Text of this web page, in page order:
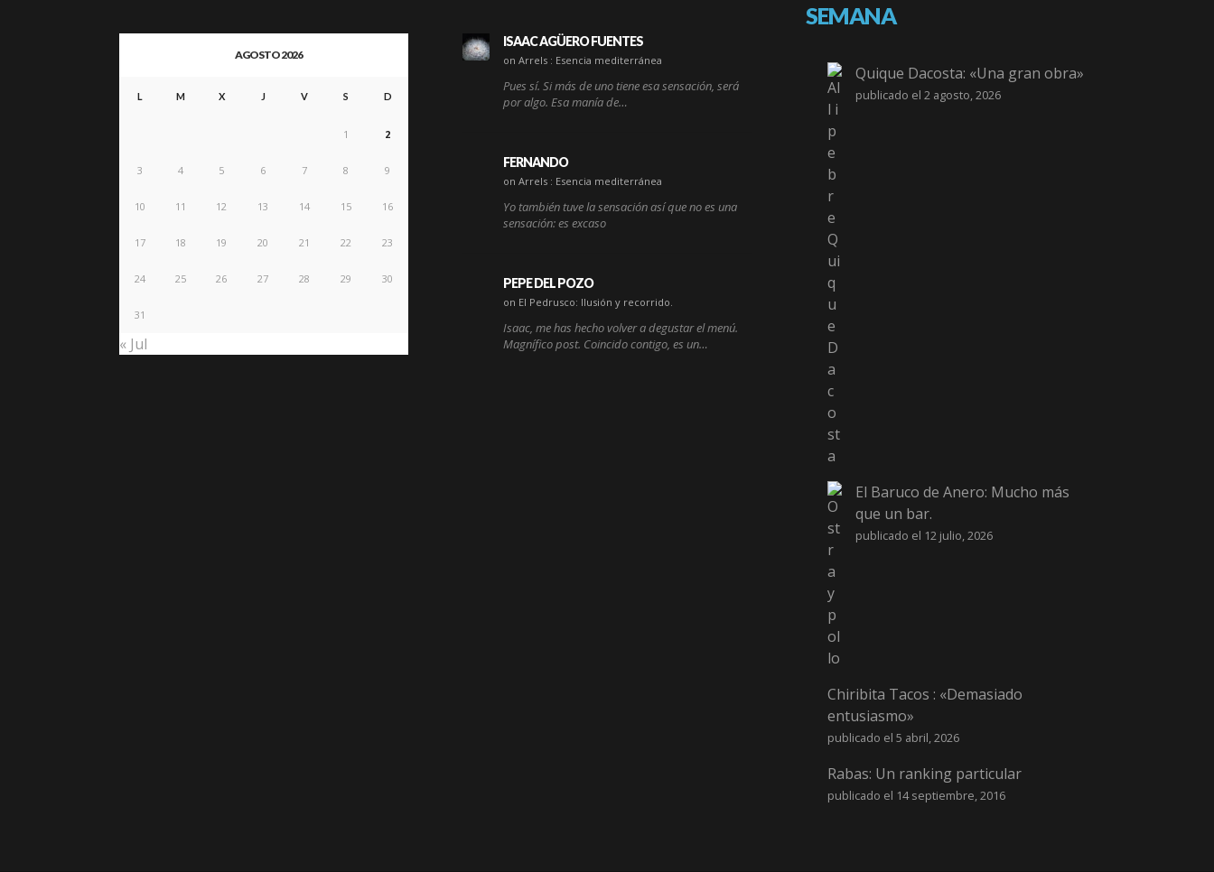
AGOSTO 2026
L M X J V S D
1 2
3 4 5 6 7 8 9
10 11 12 13 14 15 16
17 18 19 20 21 22 23
24 25 26 27 28 29 30
31
« Jul
ISAAC AGÜERO FUENTES
on Arrels : Esencia mediterránea
Pues sí. Si más de uno tiene esa sensación, será
por algo. Esa manía de…
FERNANDO
on Arrels : Esencia mediterránea
Yo también tuve la sensación así que no es una
sensación: es excaso
PEPE DEL POZO
on El Pedrusco: Ilusión y recorrido.
Isaac, me has hecho volver a degustar el menú.
Magnífico post. Coincido contigo, es un…
SEMANA
Quique Dacosta: «Una gran obra»
publicado el 2 agosto, 2026
El Baruco de Anero: Mucho más
que un bar.
publicado el 12 julio, 2026
Chiribita Tacos : «Demasiado
entusiasmo»
publicado el 5 abril, 2026
Rabas: Un ranking particular
publicado el 14 septiembre, 2016